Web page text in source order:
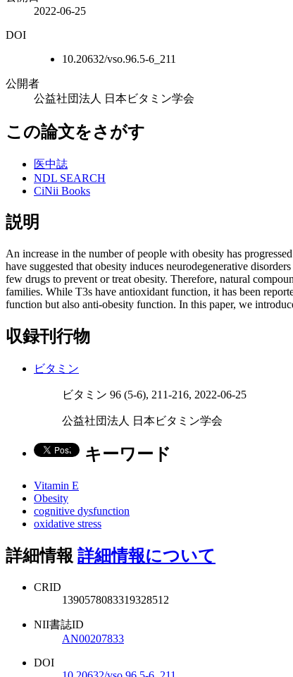
2022-06-25
DOI
10.20632/vso.96.5-6_211
公開者
公益社団法人 日本ビタミン学会
この論文をさがす
医中誌
NDL SEARCH
CiNii Books
説明
An increase in the number of people with obesity has
have suggested that obesity induces neurodegenerative
few drugs to prevent or treat obesity. Therefore, natural
families. While T3s have antioxidant function, it has been
function but also anti-obesity function. In this paper, we
収録刊行物
ビタミン
ビタミン 96 (5-6), 211-216, 2022-06-25
公益社団法人 日本ビタミン学会
キーワード
Vitamin E
Obesity
cognitive dysfunction
oxidative stress
詳細情報 詳細情報について
CRID
1390578083319328512
NII書誌ID
AN00207833
DOI